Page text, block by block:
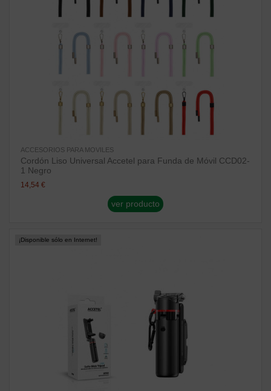
ACCESORIOS PARA MOVILES
Cordón Liso Universal Accetel para Funda de Móvil CCD02-
1 Negro
14,54 €
ver producto
¡Disponible sólo en Internet!